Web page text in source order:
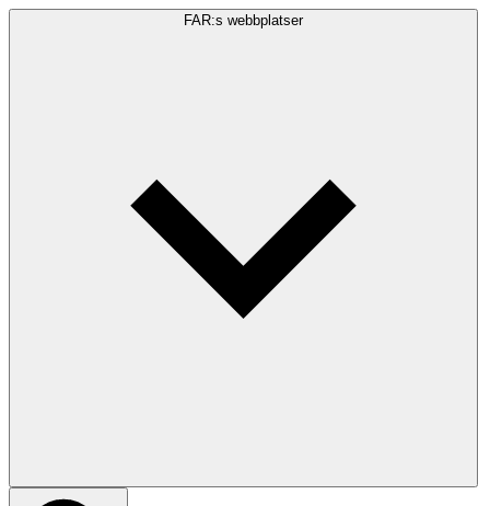
FAR:s webbplatser